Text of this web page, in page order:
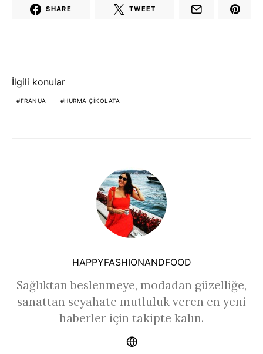
SHARE TWEET
İlgili konular
FRANUA HURMA ÇIKOLATA
HAPPYFASHIONANDFOOD
Sağlıktan beslenmeye, modadan güzelliğe,
sanattan seyahate mutluluk veren en yeni
haberler için takipte kalın.